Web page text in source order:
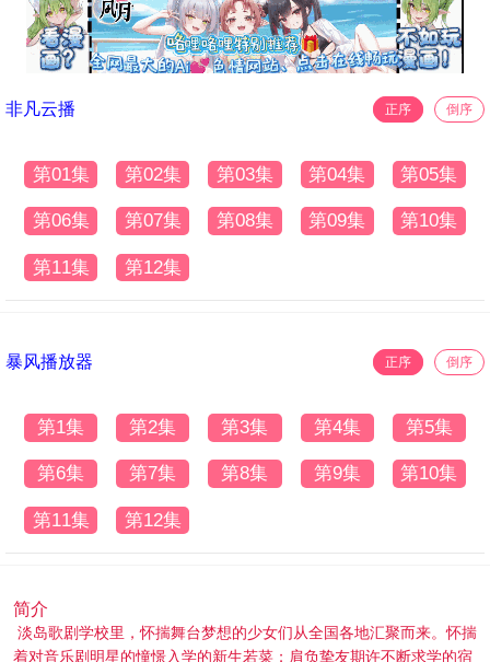
非凡云播 正序 倒序
第01集 第02集 第03集 第04集 第05集
第06集 第07集 第08集 第09集 第10集
第11集 第12集
暴风播放器 正序 倒序
第1集 第2集 第3集 第4集 第5集
第6集 第7集 第8集 第9集 第10集
第11集 第12集
简介
淡岛歌剧学校里，怀揣舞台梦想的少女们从全国各地汇聚而来。怀揣
着对音乐剧明星的憧憬入学的新生若菜；肩负挚友期许不断求学的宿